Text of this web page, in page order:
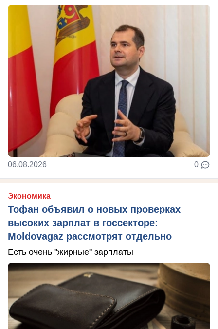
06.08.2026 0
Экономика
Тофан объявил о новых проверках
высоких зарплат в госсекторе:
Moldovagaz рассмотрят отдельно
Есть очень "жирные" зарплаты